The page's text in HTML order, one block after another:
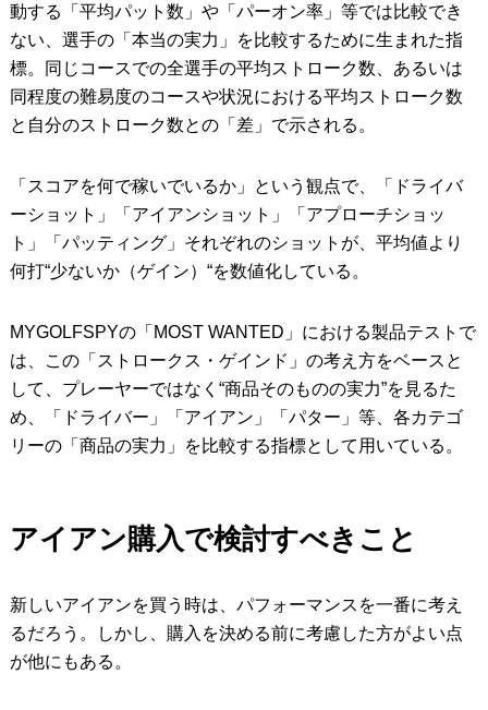
動する「平均パット数」や「パーオン率」等では比較でき
ない、選手の「本当の実力」を比較するために生まれた指
標。同じコースでの全選手の平均ストローク数、あるいは
同程度の難易度のコースや状況における平均ストローク数
と自分のストローク数との「差」で示される。
「スコアを何で稼いでいるか」という観点で、「ドライバ
ーショット」「アイアンショット」「アプローチショッ
ト」「パッティング」それぞれのショットが、平均値より
何打“少ないか（ゲイン）“を数値化している。
MYGOLFSPYの「MOST WANTED」における製品テストで
は、この「ストロークス・ゲインド」の考え方をベースと
して、プレーヤーではなく“商品そのものの実力”を見るた
め、「ドライバー」「アイアン」「パター」等、各カテゴ
リーの「商品の実力」を比較する指標として用いている。
アイアン購入で検討すべきこと
新しいアイアンを買う時は、パフォーマンスを一番に考え
るだろう。しかし、購入を決める前に考慮した方がよい点
が他にもある。